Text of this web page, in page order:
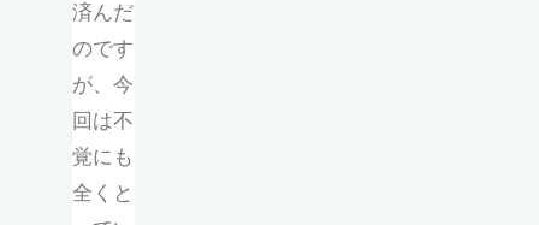
済んだ
のです
が、今
回は不
覚にも
全くと